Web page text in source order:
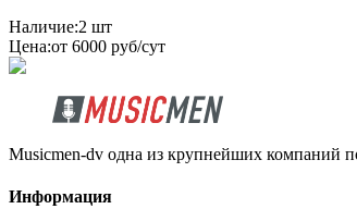
Наличие:2 шт
Цена:от 6000 руб/сут
Musicmen-dv одна из крупнейших компаний
Информация